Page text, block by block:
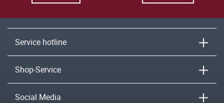
Service hotline
Shop-Service
Social Media